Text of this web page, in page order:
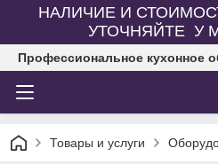
НАЛИЧИЕ И
УТОЧНЯЙТЕ У
Профессиональное кухонное
Товары и услуги